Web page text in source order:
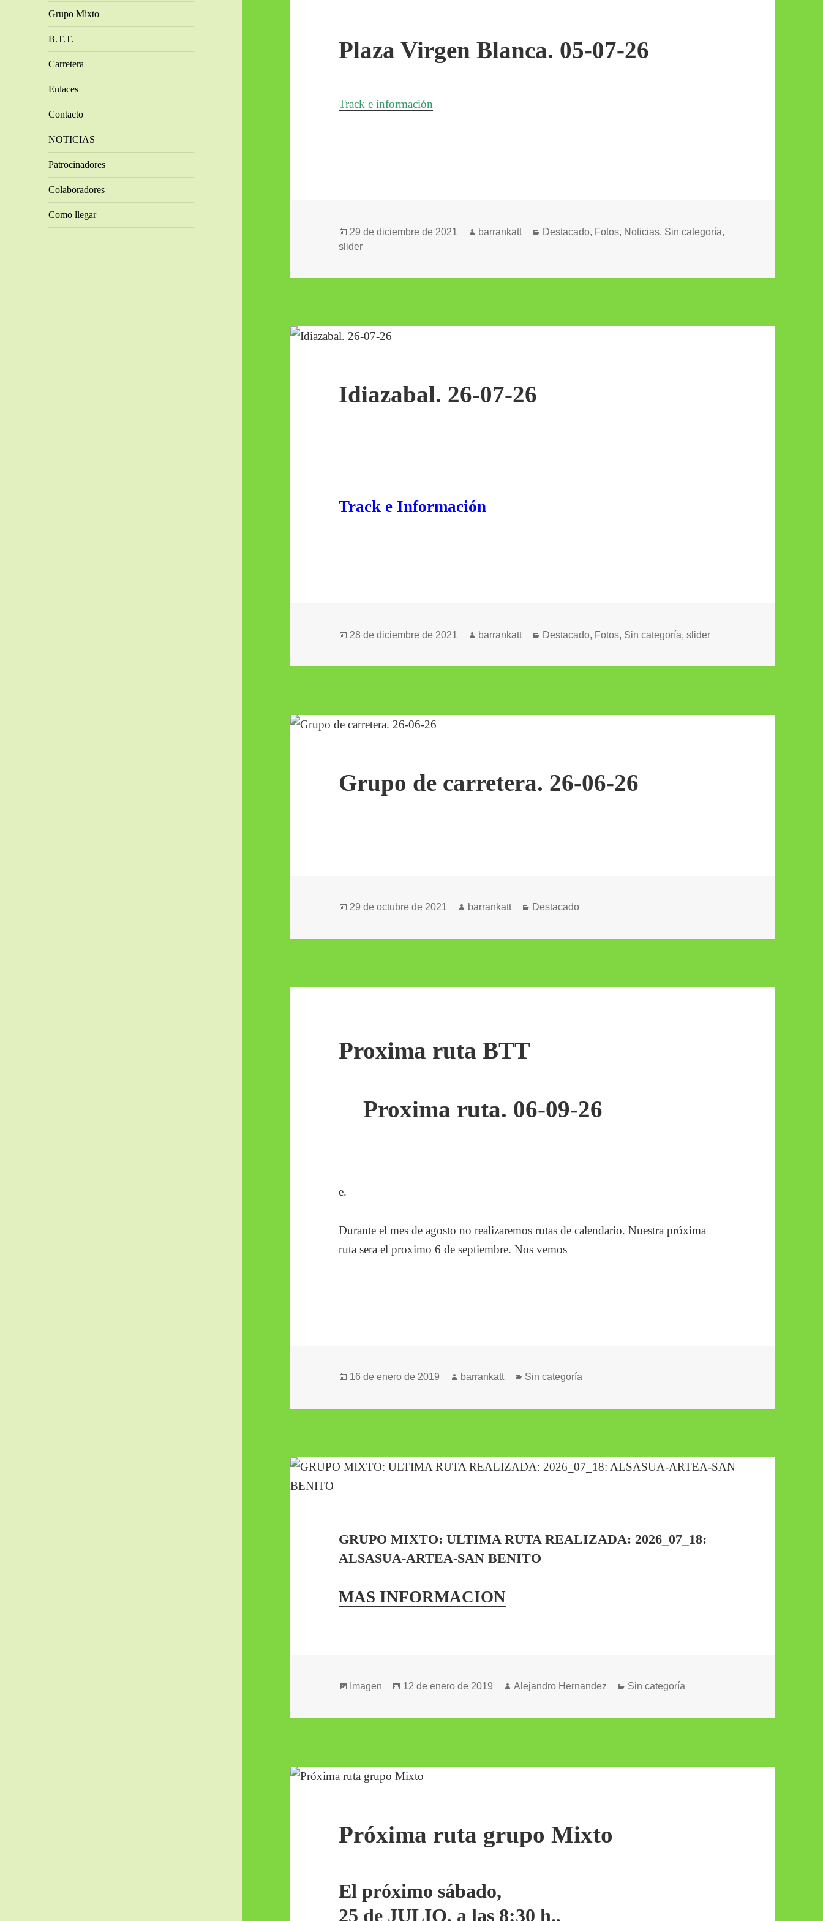
Grupo Mixto
B.T.T.
Carretera
Enlaces
Contacto
NOTICIAS
Patrocinadores
Colaboradores
Como llegar
Plaza Virgen Blanca. 05-07-26
Track e información
Publicado
el
29 de diciembre de 2021 Autor
barrankatt Categorías
Destacado, Fotos, Noticias, Sin categoría,
slider
Idiazabal. 26-07-26
Track e Información
Publicado
28 de diciembre de 2021 Autor
barrankatt Categorías
Destacado, Fotos, Sin categoría,slider
Grupo de carretera. 26-06-26
Publicado
29 de octubre de 2021 Autor
barrankatt Categorías
Destacado
Proxima ruta BTT
Proxima ruta. 06-09-26
e.
Durante el mes de agosto no realizaremos rutas de calendario. Nuestra próxima
ruta sera el proximo 6 de septiembre. Nos vemos
Publicado
16 de enero de 2019 Autor
barrankatt Categorías
Sin categoría
GRUPO MIXTO: ULTIMA RUTA REALIZADA: 2026_07_18:
ALSASUA-ARTEA-SAN BENITO
MAS INFORMACION
Formato
Imagen
Publicado
12 de enero de 2019 Autor
Alejandro Hernandez Categorías
Sin categoría
Próxima ruta grupo Mixto
El próximo sábado,
25 de JULIO, a las 8:30 h.,